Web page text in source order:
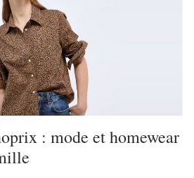
: mode et homewear